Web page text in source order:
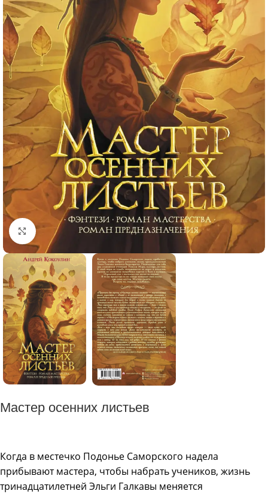
Click to enlarge
Мастер осенних листьев
Когда в местечко Подонье Саморского надела
прибывают мастера, чтобы набрать учеников, жизнь
тринадцатилетней Эльги Галкавы меняется